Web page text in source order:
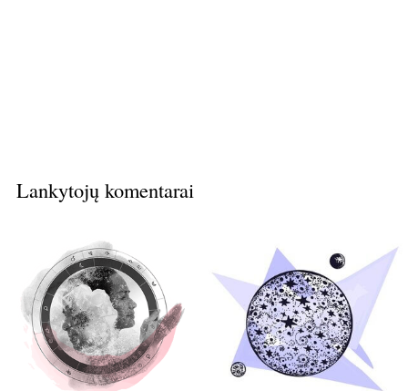
Lankytojų komentarai